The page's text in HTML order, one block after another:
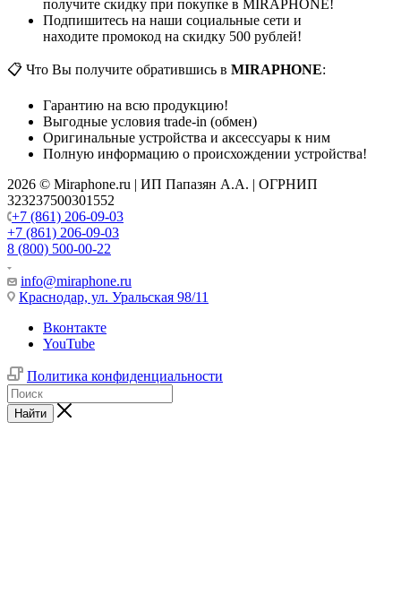
получите скидку при покупке в MIRAPHONE!
Подпишитесь на наши социальные сети и
находите промокод на скидку 500 рублей!
📋 Что Вы получите обратившись в MIRAPHONE:
Гарантию на всю продукцию!
Выгодные условия trade-in (обмен)
Оригинальные устройства и аксессуары к ним
Полную информацию о происхождении устройства!
2026 © Miraphone.ru | ИП Папазян А.А. | ОГРНИП
323237500301552
+7 (861) 206-09-03
+7 (861) 206-09-03
8 (800) 500-00-22
info@miraphone.ru
Краснодар, ул. Уральская 98/11
Вконтакте
YouTube
Политика конфиденциальности
Найти